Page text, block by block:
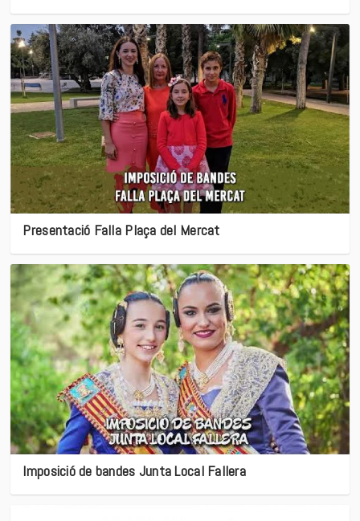
Presentació Falla Plaça del Mercat
Imposició de bandes Junta Local Fallera